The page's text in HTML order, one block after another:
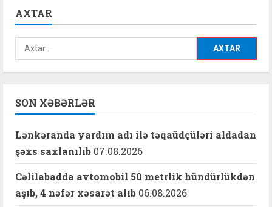
AXTAR
Axtarış:
SON XƏBƏRLƏR
Lənkəranda yardım adı ilə təqaüdçüləri aldadan
şəxs saxlanılıb 07.08.2026
Cəlilabadda avtomobil 50 metrlik hündürlükdən
aşıb, 4 nəfər xəsarət alıb 06.08.2026